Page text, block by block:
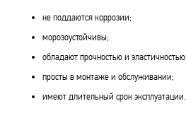
не поддаются коррозии;
морозоустойчивы;
обладают прочностью и эластичностью;
просты в монтаже и обслуживании;
имеют длительный срок эксплуатации.